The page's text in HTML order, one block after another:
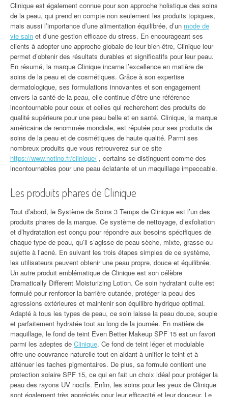
Clinique est également connue pour son approche holistique des soins
de la peau, qui prend en compte non seulement les produits topiques,
mais aussi l’importance d’une alimentation équilibrée, d’un mode de
vie sain et d’une gestion efficace du stress. En encourageant ses
clients à adopter une approche globale de leur bien-être, Clinique leur
permet d’obtenir des résultats durables et significatifs pour leur peau.
En résumé, la marque Clinique incarne l’excellence en matière de
soins de la peau et de cosmétiques. Grâce à son expertise
dermatologique, ses formulations innovantes et son engagement
envers la santé de la peau, elle continue d’être une référence
incontournable pour ceux et celles qui recherchent des produits de
qualité supérieure pour une peau belle et en santé. Clinique, la marque
américaine de renommée mondiale, est réputée pour ses produits de
soins de la peau et de cosmétiques de haute qualité. Parmi ses
nombreux produits que vous retrouverez sur ce site
https://www.notino.fr/clinique/ , certains se distinguent comme des
incontournables pour une peau éclatante et un maquillage impeccable.
Les produits phares de Clinique
Tout d’abord, le Système de Soins 3 Temps de Clinique est l’un des
produits phares de la marque. Ce système de nettoyage, d’exfoliation
et d’hydratation est conçu pour répondre aux besoins spécifiques de
chaque type de peau, qu’il s’agisse de peau sèche, mixte, grasse ou
sujette à l’acné. En suivant les trois étapes simples de ce système,
les utilisateurs peuvent obtenir une peau propre, douce et équilibrée.
Un autre produit emblématique de Clinique est son célèbre
Dramatically Different Moisturizing Lotion. Ce soin hydratant culte est
formulé pour renforcer la barrière cutanée, protéger la peau des
agressions extérieures et maintenir son équilibre hydrique optimal.
Adapté à tous les types de peau, ce soin laisse la peau douce, souple
et parfaitement hydratée tout au long de la journée. En matière de
maquillage, le fond de teint Even Better Makeup SPF 15 est un favori
parmi les adeptes de Clinique. Ce fond de teint léger et modulable
offre une couvrance naturelle tout en aidant à unifier le teint et à
atténuer les taches pigmentaires. De plus, sa formule contient une
protection solaire SPF 15, ce qui en fait un choix idéal pour protéger la
peau des rayons UV nocifs. Enfin, les soins pour les yeux de Clinique
sont également très appréciés pour leur efficacité et leur douceur. Le